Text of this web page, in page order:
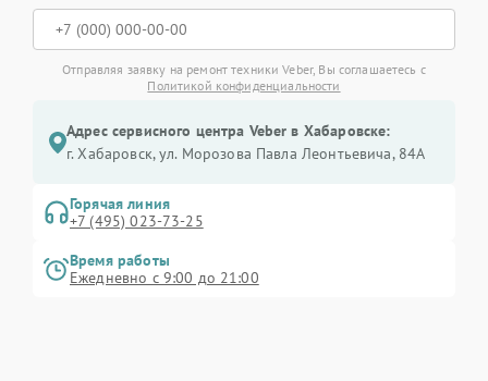
Отправляя заявку на ремонт техники Veber, Вы соглашаетесь с
Политикой конфиденциальности
Адрес сервисного центра Veber в Хабаровске:
г. Хабаровск, ул. Морозова Павла Леонтьевича, 84А
Горячая линия
+7 (495) 023-73-25
Время работы
Ежедневно с 9:00 до 21:00